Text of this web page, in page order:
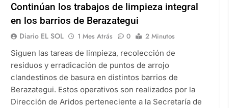
Continúan los trabajos de limpieza integral
en los barrios de Berazategui
Diario EL SOL 1 Mes Atrás 0
2 Minutos
Siguen las tareas de limpieza, recolección de
residuos y erradicación de puntos de arrojo
clandestinos de basura en distintos barrios de
Berazategui. Estos operativos son realizados por la
Dirección de Aridos perteneciente a la Secretaría de